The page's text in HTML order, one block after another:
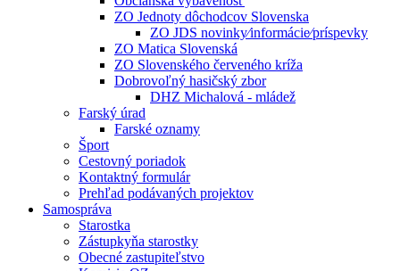
ZO Jednoty dôchodcov Slovenska
ZO JDS novinky⁄informácie⁄príspevky
ZO Matica Slovenská
ZO Slovenského červeného kríža
Dobrovoľný hasičský zbor
DHZ Michalová - mládež
Farský úrad
Farské oznamy
Šport
Cestovný poriadok
Kontaktný formulár
Prehľad podávaných projektov
Samospráva
Starostka
Zástupkyňa starostky
Obecné zastupiteľstvo